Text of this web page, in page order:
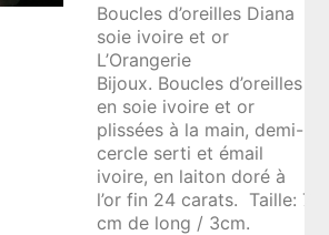
Boucles d’oreilles Diana
soie ivoire et or
L’Orangerie
Bijoux. Boucles d’oreilles
en soie ivoire et or
plissées à la main, demi-
cercle serti et émail
ivoire, en laiton doré à
l’or fin 24 carats. Taille: 7
cm de long / 3cm.